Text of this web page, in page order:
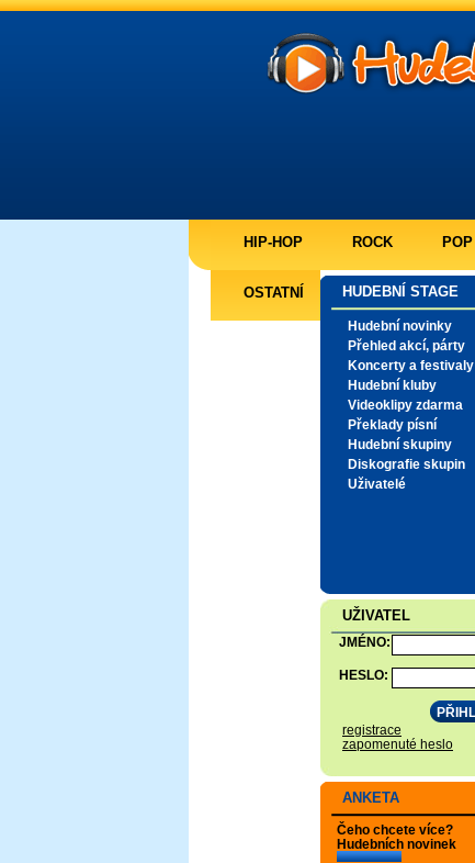
HIP-HOP ROCK POP
OSTATNÍ HUDEBNÍ STAGE
Hudební novinky
Přehled akcí, párty
Koncerty a festivaly
Hudební kluby
Videoklipy zdarma
Překlady písní
Hudební skupiny
Diskografie skupin
Uživatelé
UŽIVATEL
JMÉNO:
HESLO:
registrace
zapomenuté heslo
ANKETA
Čeho chcete více?
Hudebních novinek